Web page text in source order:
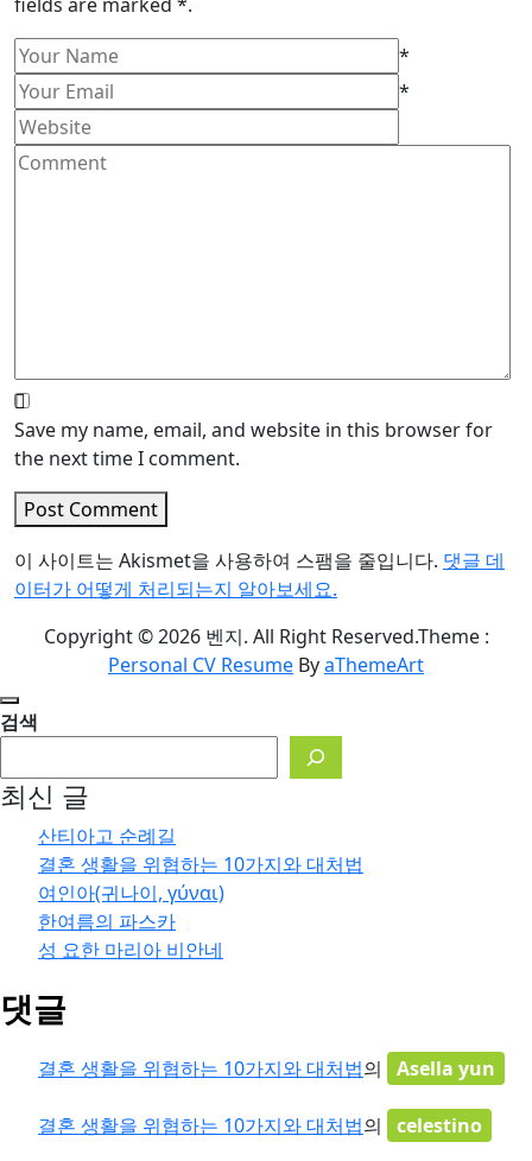
*
*
Save my name, email, and website in this browser for
the next time I comment.
Post Comment
이 사이트는 Akismet을 사용하여 스팸을 줄입니다. 댓글 데
이터가 어떻게 처리되는지 알아보세요.
Copyright © 2026 벤지. All Right Reserved.Theme :
Personal CV Resume ByaThemeArt
검색
최신 글
산티아고 순례길
결혼 생활을 위협하는 10가지와 대처법
여인아(귀나이, γύναι)
한여름의 파스카
성 요한 마리아 비안네
댓글
결혼 생활을 위협하는 10가지와 대처법의 Asella yun
결혼 생활을 위협하는 10가지와 대처법의 celestino